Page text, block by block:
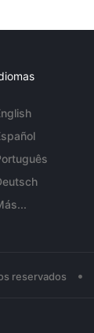
reservados •